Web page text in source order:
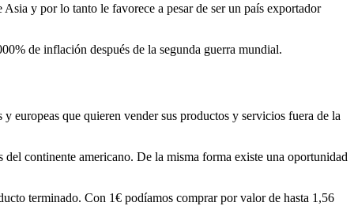
y por lo tanto le favorece a pesar de ser un país exportador
de inflación después de la segunda guerra mundial.
europeas que quieren vender sus productos y servicios fuera de la
continente americano. De la misma forma existe una oportunidad
terminado. Con 1€ podíamos comprar por valor de hasta 1,56